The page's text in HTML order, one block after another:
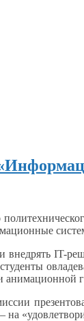
и внедрять IT-
анимационной
на